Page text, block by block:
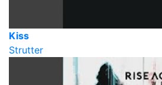
Kiss
Strutter